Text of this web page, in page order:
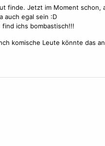
finde. Jetzt im Moment schon,
auch egal sein :D
ichs bombastisch!!!
komische Leute könnte das